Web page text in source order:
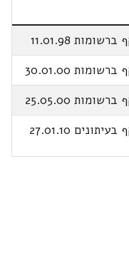
11.01.98
30.01.00
25.05.00
27.01.10